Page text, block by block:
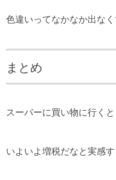
色違いってなかなか出な
まとめ
スーパーに買い物に行くと
いよいよ増税だなと実感す